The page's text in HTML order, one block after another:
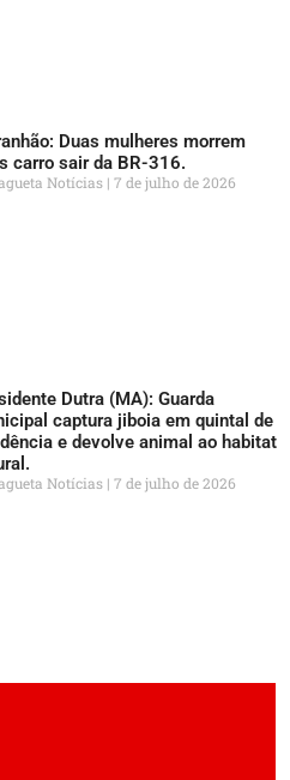
Duas mulheres morrem
carro sair da BR-316.
Notícias 7 de julho de 2026
Dutra (MA): Guarda
captura jiboia em quintal de
e devolve animal ao habitat
Notícias 7 de julho de 2026